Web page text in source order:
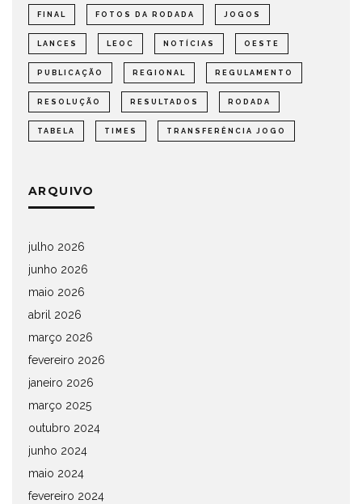
FINAL FOTOS DA RODADA JOGOS
LANCES LEOC NOTÍCIAS OESTE
PUBLICAÇÃO REGIONAL REGULAMENTO
RESOLUÇÃO RESULTADOS RODADA
TABELA TIMES TRANSFERÊNCIA JOGO
ARQUIVO
julho 2026
junho 2026
maio 2026
abril 2026
março 2026
fevereiro 2026
janeiro 2026
março 2025
outubro 2024
junho 2024
maio 2024
fevereiro 2024